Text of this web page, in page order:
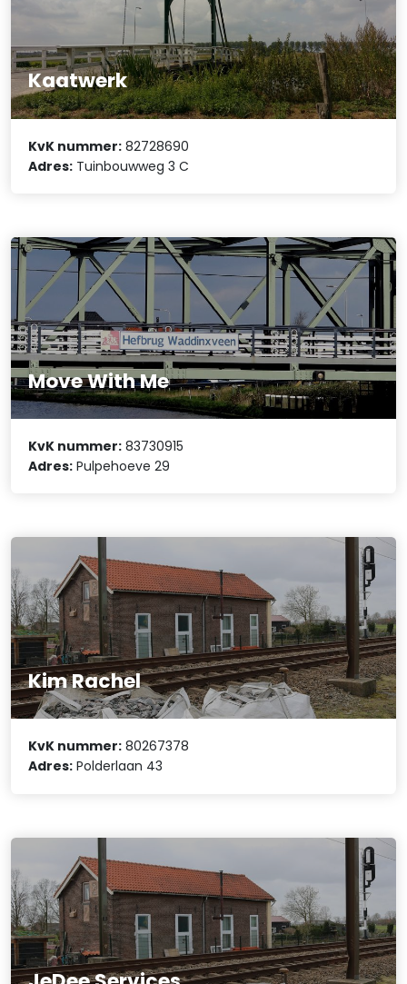
Kaatwerk
KvK nummer: 82728690
Adres: Tuinbouwweg 3 C
Move With Me
KvK nummer: 83730915
Adres: Pulpehoeve 29
Kim Rachel
KvK nummer: 80267378
Adres: Polderlaan 43